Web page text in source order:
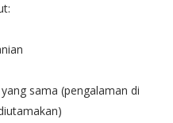
sama (pengalaman di